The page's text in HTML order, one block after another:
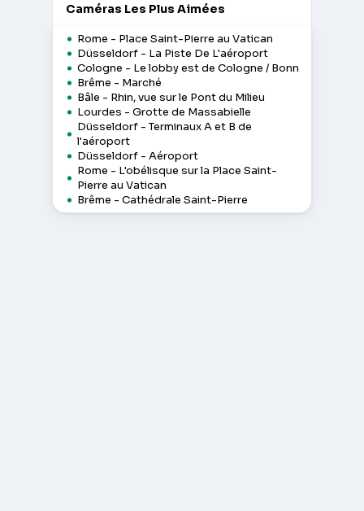
Caméras Les Plus Aimées
Rome - Place Saint-Pierre au Vatican
Düsseldorf - La Piste De L'aéroport
Cologne - Le lobby est de Cologne / Bonn
Brême - Marché
Bâle - Rhin, vue sur le Pont du Milieu
Lourdes - Grotte de Massabielle
Düsseldorf - Terminaux A et B de
l'aéroport
Düsseldorf - Aéroport
Rome - L'obélisque sur la Place Saint-
Pierre au Vatican
Brême - Cathédrale Saint-Pierre